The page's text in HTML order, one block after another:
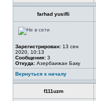
farhad yusifli
Зарегистрирован: 13 сен
2020, 10:13
Сообщения: 3
Откуда: Азербаижан Баку
Вернуться к началу
f111uzm